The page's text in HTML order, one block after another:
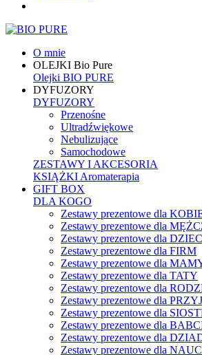
O mnie
OLEJKI Bio Pure
Olejki BIO PURE
DYFUZORY
DYFUZORY
Przenośne
Ultradźwiękowe
Nebulizujące
Samochodowe
ZESTAWY I AKCESORIA
KSIĄŻKI Aromaterapia
GIFT BOX
DLA KOGO
Zestawy prezentowe dla
Zestawy prezentowe dla
Zestawy prezentowe dla
Zestawy prezentowe dla FIRM
Zestawy prezentowe dla
Zestawy prezentowe dla TATY
Zestawy prezentowe dla
Zestawy prezentowe dla
Zestawy prezentowe dla
Zestawy prezentowe dla
Zestawy prezentowe dla
Zestawy prezentowe dla